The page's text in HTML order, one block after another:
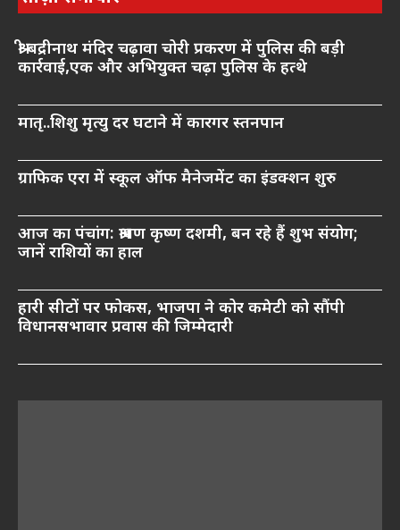
श्री बद्रीनाथ मंदिर चढ़ावा चोरी प्रकरण में पुलिस की बड़ी
कार्रवाई,एक और अभियुक्त चढ़ा पुलिस के हत्थे
मातृ..शिशु मृत्यु दर घटाने में कारगर स्तनपान
ग्राफिक एरा में स्कूल ऑफ मैनेजमेंट का इंडक्शन शुरु
आज का पंचांग: श्रावण कृष्ण दशमी, बन रहे हैं शुभ संयोग;
जानें राशियों का हाल
हारी सीटों पर फोकस, भाजपा ने कोर कमेटी को सौंपी
विधानसभावार प्रवास की जिम्मेदारी